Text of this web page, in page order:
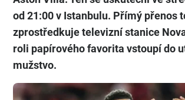
od 21:00 v Istanbulu. Přímý přenos
zprostředkuje televizní stanice
roli papírového favorita vstoupí do
mužstvo.